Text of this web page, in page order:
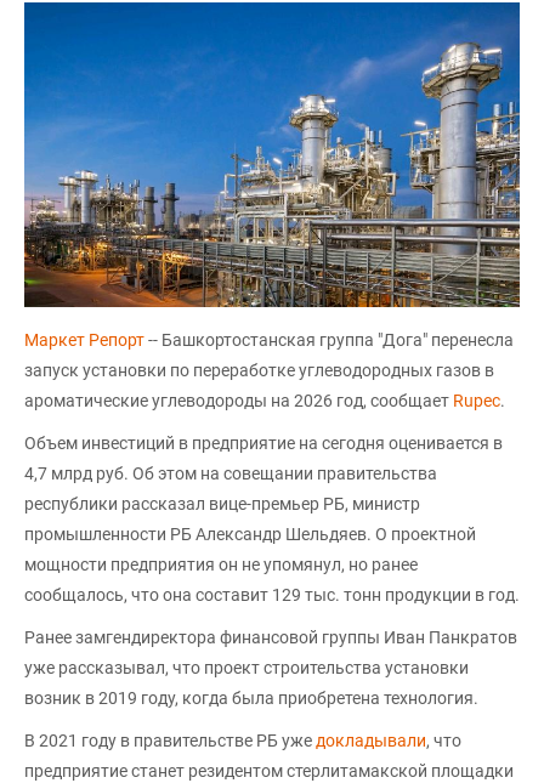
Маркет Репорт-- Башкортостанская группа "Дога" перенесла
запуск установки по переработке углеводородных газов в
ароматические углеводороды на 2026 год, сообщает Rupec.
Объем инвестиций в предприятие на сегодня оценивается в
4,7 млрд руб. Об этом на совещании правительства
республики рассказал вице-премьер РБ, министр
промышленности РБ Александр Шельдяев. О проектной
мощности предприятия он не упомянул, но ранее
сообщалось, что она составит 129 тыс. тонн продукции в год.
Ранее замгендиректора финансовой группы Иван Панкратов
уже рассказывал, что проект строительства установки
возник в 2019 году, когда была приобретена технология.
В 2021 году в правительстве РБ ужедокладывали, что
предприятие станет резидентом стерлитамакской площадки